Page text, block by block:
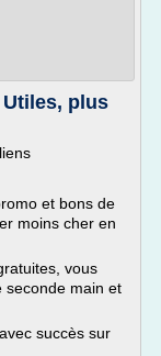
Utiles, plus
et bons de
moins cher en
vous
seconde main et
succès sur